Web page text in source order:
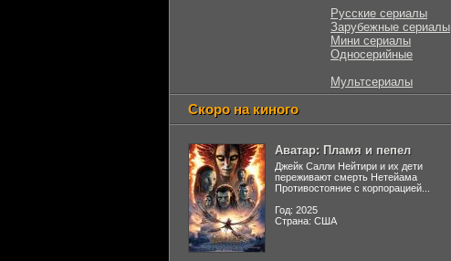
Русские сериалы
Зарубежные сериалы
Мини сериалы
Односерийные
Мультсериалы
Скоро на киного
Аватар: Пламя и пепел
Джейк Салли Нейтири и их дети
переживают смерть Нетейама
Противостояние с корпорацией...
Год: 2025
Страна: США